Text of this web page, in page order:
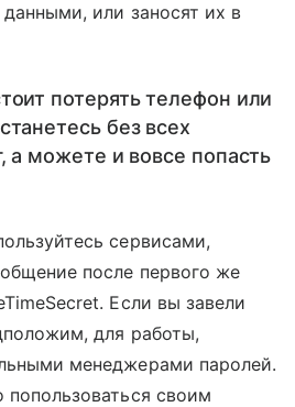
или заносят их в
потерять телефон или
без всех
а можете и вовсе попасть
сервисами,
после первого же
Если вы завели
для работы,
менеджерами паролей.
своим